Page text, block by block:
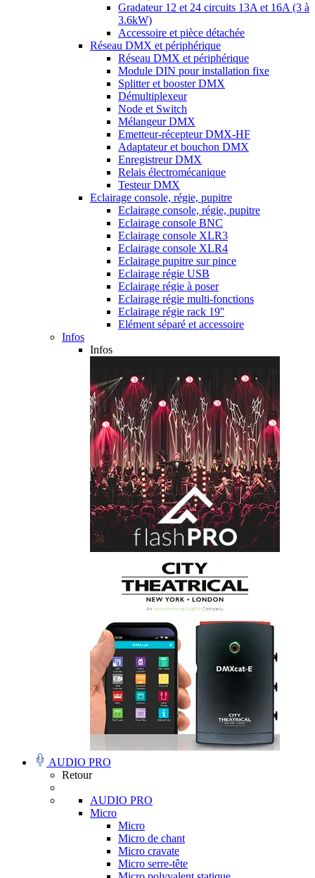
Gradateur 12 et 24 circuits 13A et 16A (3 à
3.6kW)
Accessoire et pièce détachée
Réseau DMX et périphérique
Réseau DMX et périphérique
Module DIN pour installation fixe
Splitter et booster DMX
Démultiplexeur
Node et Switch
Mélangeur DMX
Emetteur-récepteur DMX-HF
Adaptateur et bouchon DMX
Enregistreur DMX
Relais électromécanique
Testeur DMX
Eclairage console, régie, pupitre
Eclairage console, régie, pupitre
Eclairage console BNC
Eclairage console XLR3
Eclairage console XLR4
Eclairage pupitre sur pince
Eclairage régie USB
Eclairage régie à poser
Eclairage régie multi-fonctions
Eclairage régie rack 19''
Elément séparé et accessoire
Infos
Infos
AUDIO PRO
Retour
AUDIO PRO
Micro
Micro
Micro de chant
Micro cravate
Micro serre-tête